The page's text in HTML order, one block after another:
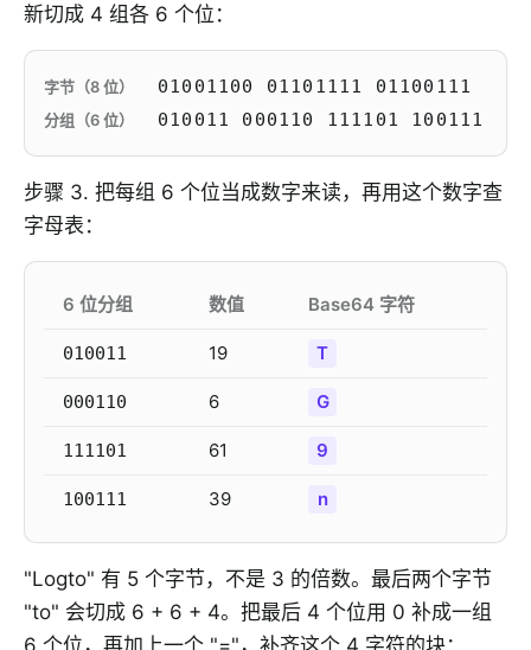
新切成 4 组各 6 个位：
字节（8 位） 01001100 01101111 01100111
分组（6 位） 010011 000110 111101 100111
步骤 3. 把每组 6 个位当成数字来读，再用这个数字查
字母表：
6 位分组 数值 Base64 字符
010011 19 T
000110 6 G
111101 61 9
100111 39 n
"Logto" 有 5 个字节，不是 3 的倍数。最后两个字节
"to" 会切成 6 + 6 + 4。把最后 4 个位用 0 补成一组
6 个位，再加上一个 "="，补齐这个 4 字符的块：